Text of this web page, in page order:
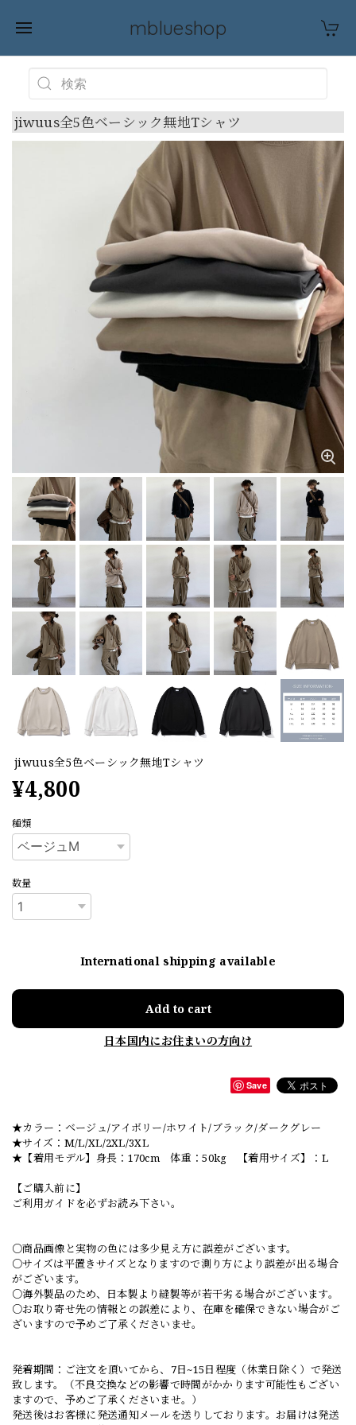
mblueshop
jiwuus全5色ベーシック無地Tシャツ
jiwuus全5色ベーシック無地Tシャツ
¥4,800
種類
数量
International shipping available
Add to cart
日本国内にお住まいの方向け
Save
★カラー：ベージュ/アイボリー/ホワイト/ブラック/ダークグレー
★サイズ：M/L/XL/2XL/3XL
★【着用モデル】身長：170cm 体重：50kg 【着用サイズ】：L
【ご購入前に】
ご利用ガイドを必ずお読み下さい。
○商品画像と実物の色には多少見え方に誤差がございます。
○サイズは平置きサイズとなりますので測り方により誤差が出る場合
がございます。
○海外製品のため、日本製より縫製等が若干劣る場合がございます。
○お取り寄せ先の情報との誤差により、在庫を確保できない場合がご
ざいますので予めご了承くださいませ。
発着期間：ご注文を頂いてから、7日~15日程度（休業日除く）で発送
致します。（不良交換などの影響で時間がかかります可能性もござい
ますので、予めご了承くださいませ。）
発送後はお客様に発送通知メールを送りしております。お届けは発送